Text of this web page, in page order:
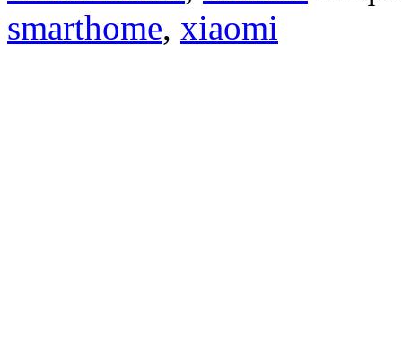
smarthome, xiaomi